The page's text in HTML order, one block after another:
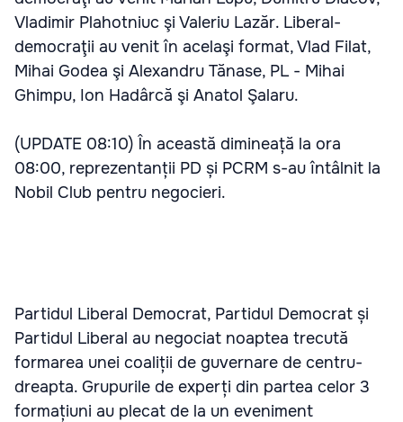
Vladimir Plahotniuc şi Valeriu Lazăr. Liberal-
democraţii au venit în acelaşi format, Vlad Filat,
Mihai Godea şi Alexandru Tănase, PL - Mihai
Ghimpu, Ion Hadârcă şi Anatol Şalaru.
(UPDATE 08:10) În această dimineață la ora
08:00, reprezentanții PD și PCRM s-au întâlnit la
Nobil Club pentru negocieri.
Partidul Liberal Democrat, Partidul Democrat și
Partidul Liberal au negociat noaptea trecută
formarea unei coaliții de guvernare de centru-
dreapta. Grupurile de experți din partea celor 3
formațiuni au plecat de la un eveniment